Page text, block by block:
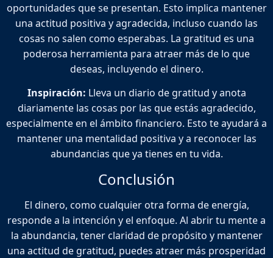
oportunidades que se presentan. Esto implica mantener
una actitud positiva y agradecida, incluso cuando las
cosas no salen como esperabas. La gratitud es una
poderosa herramienta para atraer más de lo que
deseas, incluyendo el dinero.
Inspiración: Lleva un diario de gratitud y anota
diariamente las cosas por las que estás agradecido,
especialmente en el ámbito financiero. Esto te ayudará a
mantener una mentalidad positiva y a reconocer las
abundancias que ya tienes en tu vida.
Conclusión
El dinero, como cualquier otra forma de energía,
responde a la intención y el enfoque. Al abrir tu mente a
la abundancia, tener claridad de propósito y mantener
una actitud de gratitud, puedes atraer más prosperidad